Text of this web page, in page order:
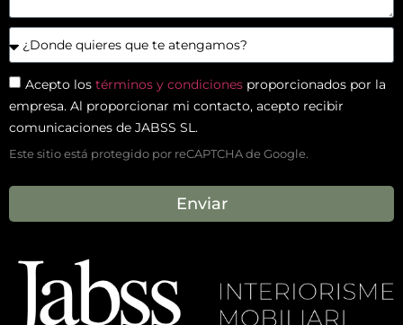
Acepto los términos y condiciones proporcionados por la
empresa. Al proporcionar mi contacto, acepto recibir
comunicaciones de JABSS SL.
Este sitio está protegido por reCAPTCHA de Google.
Enviar